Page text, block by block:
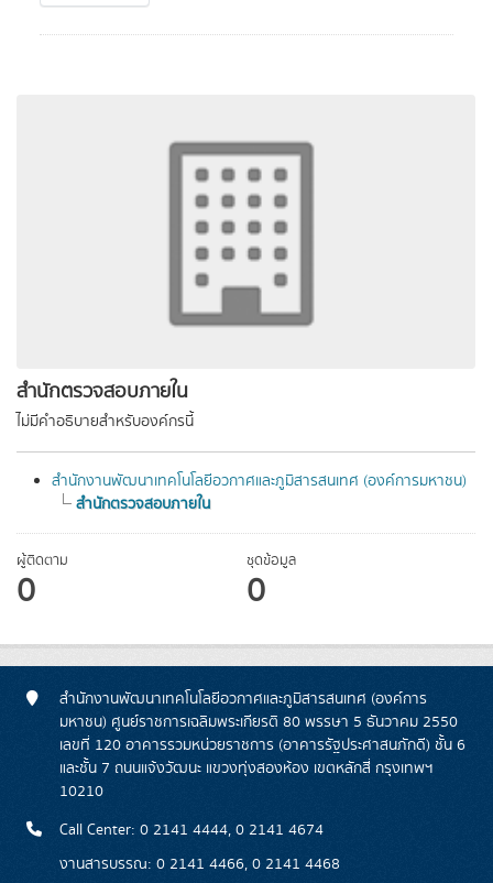
สำนักตรวจสอบภายใน
ไม่มีคำอธิบายสำหรับองค์กรนี้
สำนักงานพัฒนาเทคโนโลยีอวกาศและภูมิสารสนเทศ (องค์การมหาชน)
สำนักตรวจสอบภายใน
ผู้ติดตาม
0
ชุดข้อมูล
0
สำนักงานพัฒนาเทคโนโลยีอวกาศและภูมิสารสนเทศ (องค์การ
มหาชน) ศูนย์ราชการเฉลิมพระเกียรติ 80 พรรษา 5 ธันวาคม 2550
เลขที่ 120 อาคารรวมหน่วยราชการ (อาคารรัฐประศาสนภักดี) ชั้น 6
และชั้น 7 ถนนแจ้งวัฒนะ แขวงทุ่งสองห้อง เขตหลักสี่ กรุงเทพฯ
10210
Call Center: 0 2141 4444, 0 2141 4674
งานสารบรรณ: 0 2141 4466, 0 2141 4468